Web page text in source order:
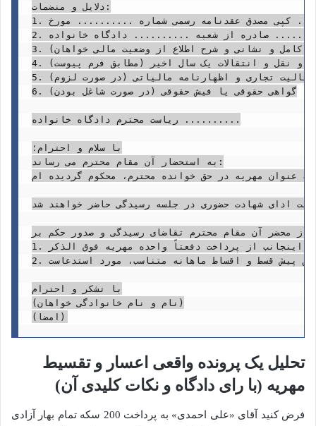
دلایل و منضمات:
1. کپی مصدق عقدنامه رسمی شماره .......... مورخ ..........
2. کپی مصدق دادنامه قطعی شماره .......... مورخ .......... صادره از شعبه .......... دادگاه خانواده ..........
3. استشهادیه کتبی دو نفر شاهد (با ذکر مشخصات کامل و نشانی و شرح اطلاع از وضعیت مالی خواهان)
4. لیست اموال منقول و غیرمنقول و نقل و انتقالات یک سال اخیر (مطابق فرم پیوست)
5. گواهی عدم فعالیت تجاری و اظهارنامه مالیاتی (در صورت لزوم)
6. گواهی حقوقی یا فیش حقوقی (در صورت شاغل بودن)
ریاست محترم دادگاه خانواده ..........
با سلام و احترام؛
به استحضار آن مقام محترم می رساند:
مهریه در حق خوانده محترم، محکوم گردیده ام.
ادای شهادت حضوری در جلسه رسیدگی حاضر خواهند شد.
به مواد 6، 7، 8 و 11 قانون نحوه اجرای محکومیت های مالی و ماده 277 قانون مدنی، از محضر آن مقام محترم تقاضای رسیدگی و صدور حکم بر:
1. اعسار اینجانب از پرداخت دفعتاً واحده مهریه فوق الذکر.
2. تقسیط مهریه بر اساس توانایی مالی اینجانب به صورت تعیین پیش قسط و اقساط ماهانه متناسب، مورد استدعاست.
با تشکر و احترام
(نام و نام خانوادگی خواهان)
تحلیل یک پرونده واقعی اعسار و تقسیط
مهریه (با رای دادگاه و نکات کلیدی آن)
فرض کنید آقای «علی احمدی» به پرداخت 200 سکه تمام بهار آزادی